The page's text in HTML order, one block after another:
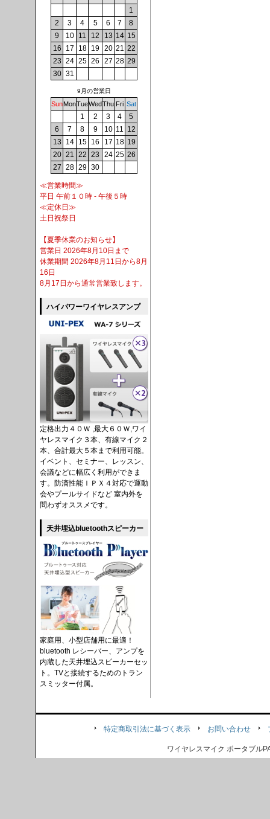
1
2
3 4 5 6 7
8
9
10 11 12 13 14 15
16
17 18 19 20 21 22
23 24 25 26 27 28 29
30 31
9月の営業日
SunMonTueWedThu Fri Sat
1 2 3 4
5
6
7 8 9 10 11 12
13
14 15 16 17 18 19
20 21 22 23 24 25 26
27 28 29 30
≪営業時間≫
平日 午前１０時 - 午後５時
≪定休日≫
土日祝祭日
【夏季休業のお知らせ】
営業日 2026年8月10日まで
休業期間 2026年8月11日から8月
16日
8月17日から通常営業致します。
ハイパワーワイヤレスアンプ
定格出力４０Ｗ ,最大６０Ｗ,ワイ
ヤレスマイク３本、有線マイク２
本、合計最大５本まで利用可能。
イベント、セミナー、レッスン、
会議などに幅広く利用ができま
す。防滴性能ＩＰＸ４対応で運動
会やプールサイドなど 室内外を
問わずオススメです。
天井埋込bluetoothスピーカー
家庭用、小型店舗用に最適！
bluetooth レシーバー、アンプを
内蔵した天井埋込スピーカーセッ
ト。TVと接続するためのトラン
スミッター付属。
特定商取引法に基づく表示 お問い合わせ
ワイヤレスマイク ポータブル